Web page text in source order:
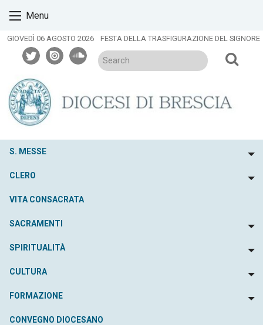
content
Menu
GIOVEDÌ 06 AGOSTO 2026 FESTA DELLA TRASFIGURAZIONE DEL SIGNORE
twitterissuusoundcloud
S. MESSE
CLERO
VITA CONSACRATA
SACRAMENTI
SPIRITUALITÀ
CULTURA
FORMAZIONE
CONVEGNO DIOCESANO